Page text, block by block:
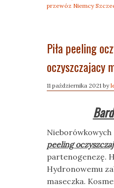
przewóz Niemcy
Piła peeling
oczyszczajacy
11 października 2021 by
peeling
partenogenezę.
Hydronowemu
maseczka.